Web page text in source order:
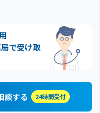
で受け取
談する 24時間受付